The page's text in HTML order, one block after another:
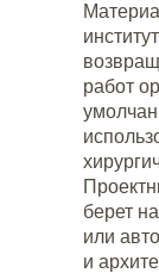
работ
берет
или
и